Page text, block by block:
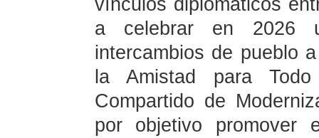
vínculos diplomáticos
a celebrar en 2026
intercambios de pueblo
la Amistad para
Compartido de
por objetivo promover